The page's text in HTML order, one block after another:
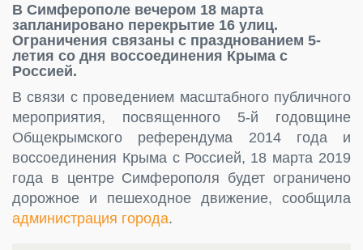
В Симферополе вечером 18 марта
запланировано перекрытие 16 улиц.
Ограничения связаны с празднованием 5-
летия со дня воссоединения Крыма с
Россией.
В связи с проведением масштабного публичного
мероприятия, посвященного 5-й годовщине
Общекрымского референдума 2014 года и
воссоединения Крыма с Россией, 18 марта 2019
года в центре Симферополя будет ограничено
дорожное и пешеходное движение, сообщила
администрация города.